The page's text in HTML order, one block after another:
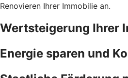
Renovieren Ihrer Immobilie an.
Wertsteigerung Ihrer
Energie sparen und